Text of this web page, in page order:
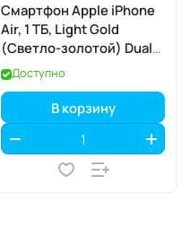
Смартфон Apple iPhone
Air, 1 ТБ, Light Gold
(Светло-золотой) Dual
eSIM
Доступно
В корзину